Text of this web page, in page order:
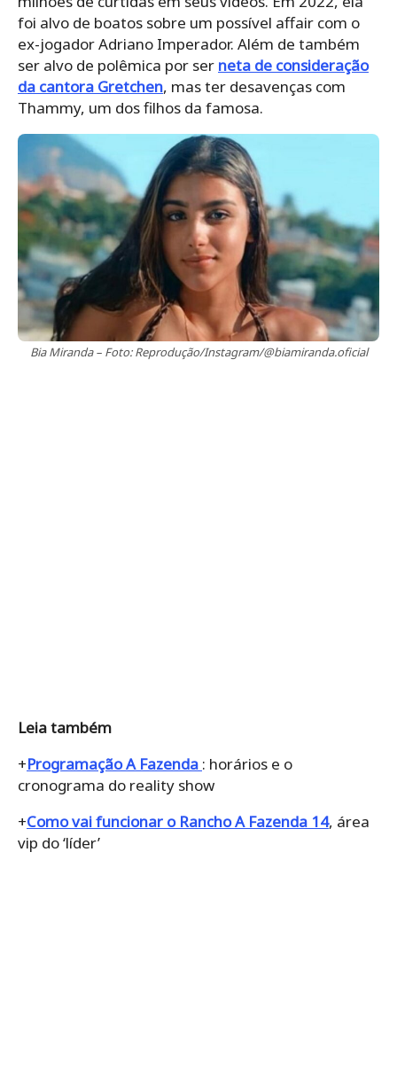
foi alvo de boatos sobre um possível affair com o
ex-jogador Adriano Imperador. Além de também
ser alvo de polêmica por ser neta de consideração
da cantora Gretchen, mas ter desavenças com
Thammy, um dos filhos da famosa.
Bia Miranda – Foto: Reprodução/Instagram/@biamiranda.oficial
Leia também
+Programação A Fazenda : horários e o
cronograma do reality show
+Como vai funcionar o Rancho A Fazenda 14, área
vip do ‘líder’